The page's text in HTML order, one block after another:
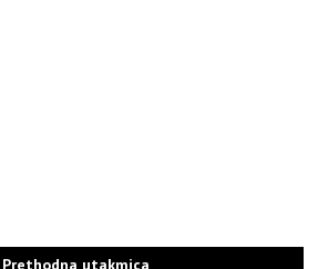
Prethodna utakmica